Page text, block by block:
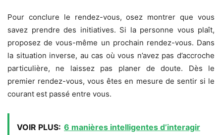
Pour conclure le rendez-vous, osez montrer que vous
savez prendre des initiatives. Si la personne vous plaît,
proposez de vous-même un prochain rendez-vous. Dans
la situation inverse, au cas où vous n’avez pas d’accroche
particulière, ne laissez pas planer de doute. Dès le
premier rendez-vous, vous êtes en mesure de sentir si le
courant est passé entre vous.
VOIR PLUS: 6 manières intelligentes d’interagir